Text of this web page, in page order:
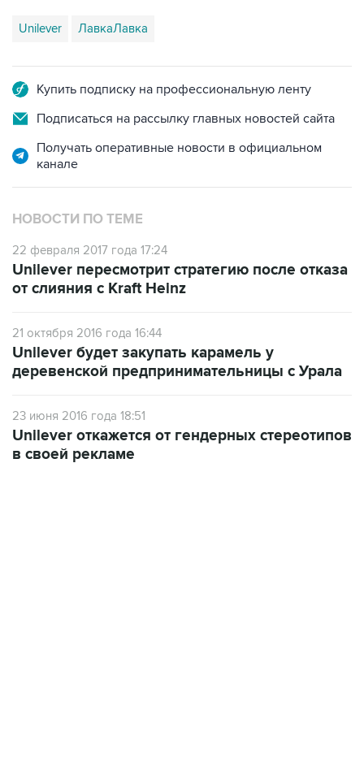
Unilever ЛавкаЛавка
Купить подписку на профессиональную ленту
Подписаться на рассылку главных новостей сайта
Получать оперативные новости в официальном
канале
НОВОСТИ ПО ТЕМЕ
22 февраля 2017 года 17:24
Unilever пересмотрит стратегию после отказа
от слияния с Kraft Heinz
21 октября 2016 года 16:44
Unilever будет закупать карамель у
деревенской предпринимательницы с Урала
23 июня 2016 года 18:51
Unilever откажется от гендерных стереотипов
в своей рекламе